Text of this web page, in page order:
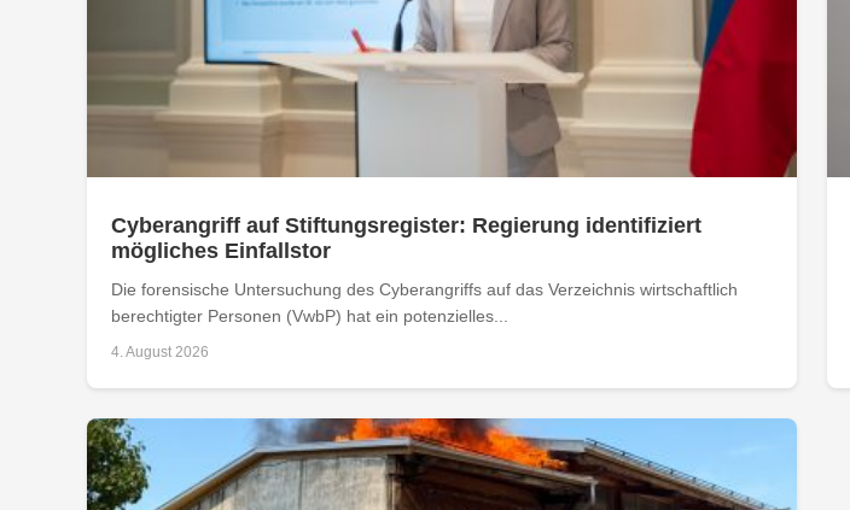
Cyberangriff auf Stiftungsregister: Regierung identifiziert
mögliches Einfallstor
Die forensische Untersuchung des Cyberangriffs auf das Verzeichnis wirtschaftlich
berechtigter Personen (VwbP) hat ein potenzielles...
4. August 2026